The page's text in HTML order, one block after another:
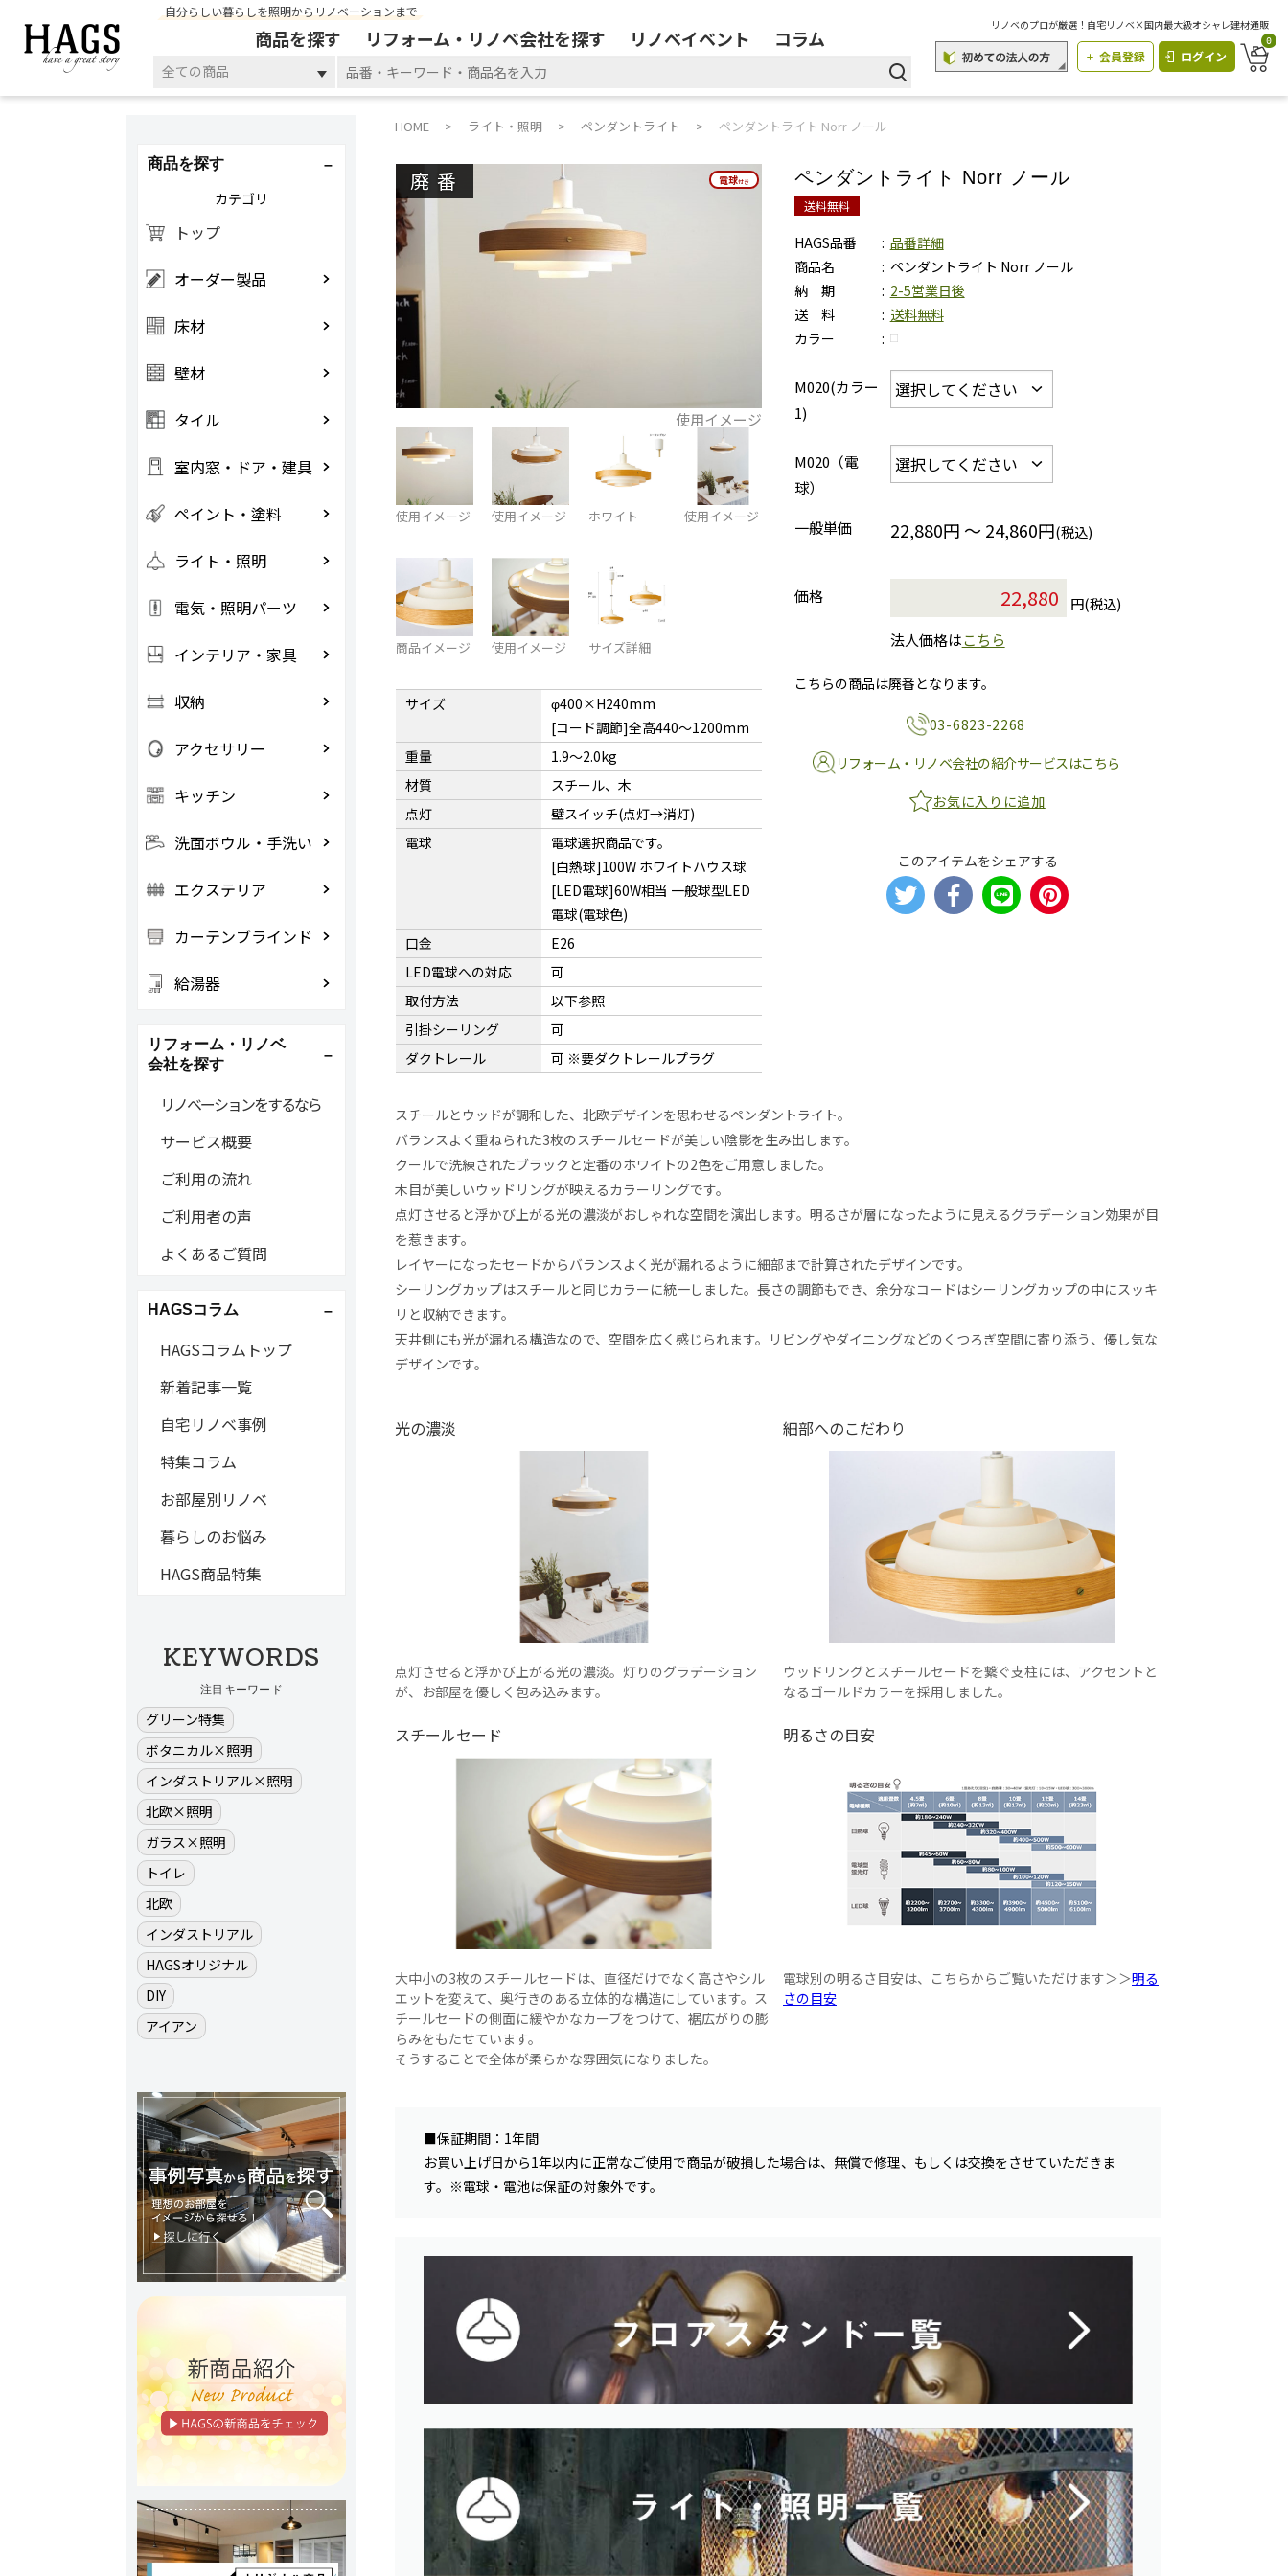
自分らしい暮らしを照明からリノベーションまで
商品を探す リフォーム・リノベ会社を探す リノベイベント コラム
全ての商品
リノベのプロが厳選！自宅リノベ×国内最大級オシャレ建材通販
会員登録 ログイン
0
HOME ライト・照明 ペンダントライト ペンダントライト Norr ノール
廃番 電球付き
電球付き
使用イメージ
使用イメージ 使用イメージ ホワイト 使用イメージ
商品イメージ 使用イメージ サイズ詳細
サイズ
φ400×H240mm
[コード調節]全高440〜1200mm
重量
1.9〜2.0kg
材質
スチール、木
点灯
壁スイッチ(点灯→消灯)
電球
電球選択商品です。
[白熱球]100W ホワイトハウス球
[LED電球]60W相当 一般球型LED
電球(電球色)
口金
E26
LED電球への対応
可
取付方法
以下参照
引掛シーリング
可
ダクトレール
可 ※要ダクトレールプラグ
ペンダントライト Norr ノール
送料無料
HAGS品番
品番詳細
商品名
ペンダントライト Norr ノール
納 期
2-5営業日後
送 料
送料無料
カラー
M020(カラー
1)
M020（電
球）
一般単価
22,880円 ～ 24,860円(税込)
価格
円(税込)
法人価格はこちら
こちらの商品は廃番となります。
03-6823-2268
リフォーム・リノベ会社の紹介サービスはこちら
お気に入りに追加
このアイテムをシェアする
スチールとウッドが調和した、北欧デザインを思わせるペンダントライト。
バランスよく重ねられた3枚のスチールセードが美しい陰影を生み出します。
クールで洗練されたブラックと定番のホワイトの2色をご用意しました。
木目が美しいウッドリングが映えるカラーリングです。
点灯させると浮かび上がる光の濃淡がおしゃれな空間を演出します。明るさが層になったように見えるグラデーション効果が目
を惹きます。
レイヤーになったセードからバランスよく光が漏れるように細部まで計算されたデザインです。
シーリングカップはスチールと同じカラーに統一しました。長さの調節もでき、余分なコードはシーリングカップの中にスッキ
リと収納できます。
天井側にも光が漏れる構造なので、空間を広く感じられます。リビングやダイニングなどのくつろぎ空間に寄り添う、優し気な
デザインです。
光の濃淡
点灯させると浮かび上がる光の濃淡。灯りのグラデーション
が、お部屋を優しく包み込みます。
細部へのこだわり
ウッドリングとスチールセードを繋ぐ支柱には、アクセントと
なるゴールドカラーを採用しました。
スチールセード
大中小の3枚のスチールセードは、直径だけでなく高さやシル
エットを変えて、奥行きのある立体的な構造にしています。ス
チールセードの側面に緩やかなカーブをつけて、裾広がりの膨
らみをもたせています。
そうすることで全体が柔らかな雰囲気になりました。
明るさの目安
電球別の明るさ目安は、こちらからご覧いただけます＞＞明る
さの目安
■保証期間：1年間
お買い上げ日から1年以内に正常なご使用で商品が破損した場合は、無償で修理、もしくは交換をさせていただきま
す。※電球・電池は保証の対象外です。
商品を探す
カテゴリ
トップ
オーダー製品
床材
壁材
タイル
室内窓・ドア・建具
ペイント・塗料
ライト・照明
電気・照明パーツ
インテリア・家具
収納
アクセサリー
キッチン
洗面ボウル・手洗い
エクステリア
カーテンブラインド
給湯器
リフォーム・リノベ
会社を探す
リノベーションをするなら
サービス概要
ご利用の流れ
ご利用者の声
よくあるご質問
HAGSコラム
HAGSコラムトップ
新着記事一覧
自宅リノベ事例
特集コラム
お部屋別リノベ
暮らしのお悩み
HAGS商品特集
KEYWORDS
注目キーワード
グリーン特集
ボタニカル×照明
インダストリアル×照明
北欧×照明
ガラス×照明
トイレ
北欧
インダストリアル
HAGSオリジナル
DIY
アイアン